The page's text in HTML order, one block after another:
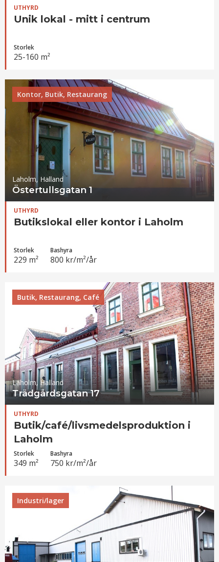
UTHYRD
Unik lokal - mitt i centrum
Storlek
25-160 m²
Kontor, Butik, Restaurang
Laholm, Halland
Östertullsgatan 1
UTHYRD
Butikslokal eller kontor i Laholm
Storlek
229 m²
Bashyra
800 kr/m²/år
Butik, Restaurang, Café
Laholm, Halland
Trädgårdsgatan 17
UTHYRD
Butik/café/livsmedelsproduktion i
Laholm
Storlek
349 m²
Bashyra
750 kr/m²/år
Industri/lager